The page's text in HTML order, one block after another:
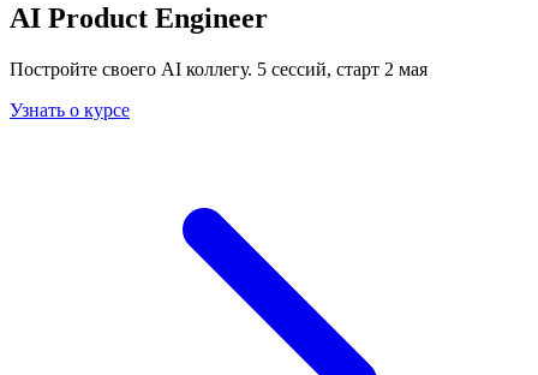
AI Product Engineer
Постройте своего AI коллегу. 5 сессий, старт 2 мая
Узнать о курсе